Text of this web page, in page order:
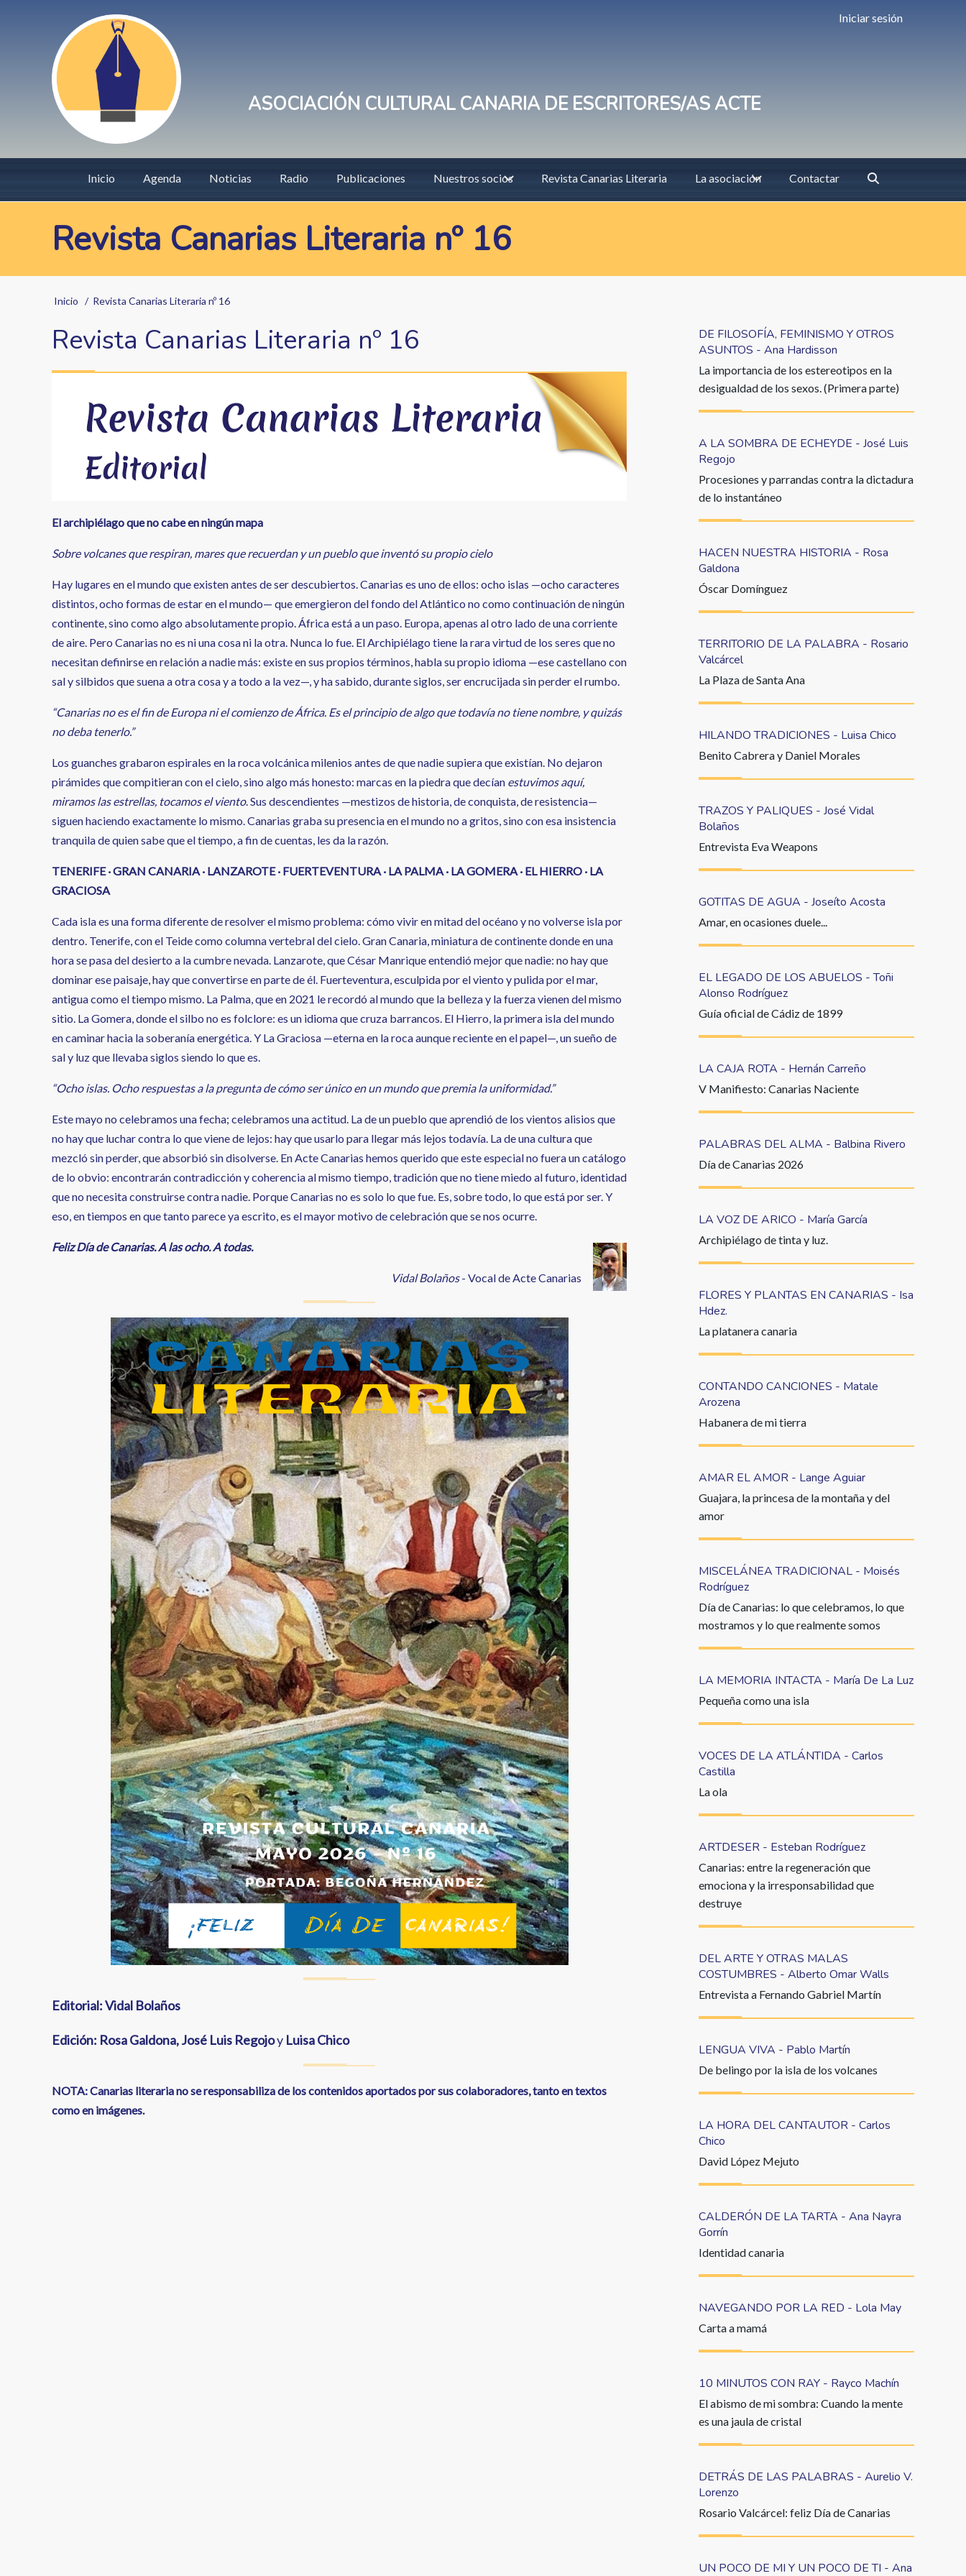
User
account
menu
Iniciar sesión
ASOCIACIÓN CULTURAL CANARIA DE ESCRITORES/AS ACTE
Main
navigation
Inicio Agenda Noticias Radio Publicaciones Nuestros socios Revista Canarias Literaria La asociación Contactar
Revista Canarias Literaria nº 16
Sobrescribir
enlaces
de
navegación
Inicio Revista Canarias Literaria nº 16
Revista Canarias Literaria nº 16
El archipiélago que no cabe en ningún mapa
Sobre volcanes que respiran, mares que recuerdan y un pueblo que inventó su propio cielo
Hay lugares en el mundo que existen antes de ser descubiertos. Canarias es uno de ellos: ocho islas —ocho caracteres
distintos, ocho formas de estar en el mundo— que emergieron del fondo del Atlántico no como continuación de ningún
continente, sino como algo absolutamente propio. África está a un paso. Europa, apenas al otro lado de una corriente
de aire. Pero Canarias no es ni una cosa ni la otra. Nunca lo fue. El Archipiélago tiene la rara virtud de los seres que no
necesitan definirse en relación a nadie más: existe en sus propios términos, habla su propio idioma —ese castellano con
sal y silbidos que suena a otra cosa y a todo a la vez—, y ha sabido, durante siglos, ser encrucijada sin perder el rumbo.
“Canarias no es el fin de Europa ni el comienzo de África. Es el principio de algo que todavía no tiene nombre, y quizás
no deba tenerlo.”
Los guanches grabaron espirales en la roca volcánica milenios antes de que nadie supiera que existían. No dejaron
pirámides que compitieran con el cielo, sino algo más honesto: marcas en la piedra que decían estuvimos aquí,
miramos las estrellas, tocamos el viento. Sus descendientes —mestizos de historia, de conquista, de resistencia—
siguen haciendo exactamente lo mismo. Canarias graba su presencia en el mundo no a gritos, sino con esa insistencia
tranquila de quien sabe que el tiempo, a fin de cuentas, les da la razón.
TENERIFE · GRAN CANARIA · LANZAROTE · FUERTEVENTURA · LA PALMA · LA GOMERA · EL HIERRO · LA
GRACIOSA
Cada isla es una forma diferente de resolver el mismo problema: cómo vivir en mitad del océano y no volverse isla por
dentro. Tenerife, con el Teide como columna vertebral del cielo. Gran Canaria, miniatura de continente donde en una
hora se pasa del desierto a la cumbre nevada. Lanzarote, que César Manrique entendió mejor que nadie: no hay que
dominar ese paisaje, hay que convertirse en parte de él. Fuerteventura, esculpida por el viento y pulida por el mar,
antigua como el tiempo mismo. La Palma, que en 2021 le recordó al mundo que la belleza y la fuerza vienen del mismo
sitio. La Gomera, donde el silbo no es folclore: es un idioma que cruza barrancos. El Hierro, la primera isla del mundo
en caminar hacia la soberanía energética. Y La Graciosa —eterna en la roca aunque reciente en el papel—, un sueño de
sal y luz que llevaba siglos siendo lo que es.
“Ocho islas. Ocho respuestas a la pregunta de cómo ser único en un mundo que premia la uniformidad.”
Este mayo no celebramos una fecha; celebramos una actitud. La de un pueblo que aprendió de los vientos alisios que
no hay que luchar contra lo que viene de lejos: hay que usarlo para llegar más lejos todavía. La de una cultura que
mezcló sin perder, que absorbió sin disolverse. En Acte Canarias hemos querido que este especial no fuera un catálogo
de lo obvio: encontrarán contradicción y coherencia al mismo tiempo, tradición que no tiene miedo al futuro, identidad
que no necesita construirse contra nadie. Porque Canarias no es solo lo que fue. Es, sobre todo, lo que está por ser. Y
eso, en tiempos en que tanto parece ya escrito, es el mayor motivo de celebración que se nos ocurre.
Feliz Día de Canarias. A las ocho. A todas.
Vidal Bolaños- Vocal de Acte Canarias
Editorial: Vidal Bolaños
Edición: Rosa Galdona, José Luis Regojoy Luisa Chico
NOTA: Canarias literaria no se responsabiliza de los contenidos aportados por sus colaboradores, tanto en textos
como en imágenes.
DE FILOSOFÍA, FEMINISMO Y OTROS
ASUNTOS - Ana Hardisson
La importancia de los estereotipos en la
desigualdad de los sexos. (Primera parte)
A LA SOMBRA DE ECHEYDE - José Luis
Regojo
Procesiones y parrandas contra la dictadura
de lo instantáneo
HACEN NUESTRA HISTORIA - Rosa
Galdona
Óscar Domínguez
TERRITORIO DE LA PALABRA - Rosario
Valcárcel
La Plaza de Santa Ana
HILANDO TRADICIONES - Luisa Chico
Benito Cabrera y Daniel Morales
TRAZOS Y PALIQUES - José Vidal
Bolaños
Entrevista Eva Weapons
GOTITAS DE AGUA - Joseíto Acosta
Amar, en ocasiones duele...
EL LEGADO DE LOS ABUELOS - Toñi
Alonso Rodríguez
Guía oficial de Cádiz de 1899
LA CAJA ROTA - Hernán Carreño
V Manifiesto: Canarias Naciente
PALABRAS DEL ALMA - Balbina Rivero
Día de Canarias 2026
LA VOZ DE ARICO - María García
Archipiélago de tinta y luz.
FLORES Y PLANTAS EN CANARIAS - Isa
Hdez.
La platanera canaria
CONTANDO CANCIONES - Matale
Arozena
Habanera de mi tierra
AMAR EL AMOR - Lange Aguiar
Guajara, la princesa de la montaña y del
amor
MISCELÁNEA TRADICIONAL - Moisés
Rodríguez
Día de Canarias: lo que celebramos, lo que
mostramos y lo que realmente somos
LA MEMORIA INTACTA - María De La Luz
Pequeña como una isla
VOCES DE LA ATLÁNTIDA - Carlos
Castilla
La ola
ARTDESER - Esteban Rodríguez
Canarias: entre la regeneración que
emociona y la irresponsabilidad que
destruye
DEL ARTE Y OTRAS MALAS
COSTUMBRES - Alberto Omar Walls
Entrevista a Fernando Gabriel Martín
LENGUA VIVA - Pablo Martín
De belingo por la isla de los volcanes
LA HORA DEL CANTAUTOR - Carlos
Chico
David López Mejuto
CALDERÓN DE LA TARTA - Ana Nayra
Gorrín
Identidad canaria
NAVEGANDO POR LA RED - Lola May
Carta a mamá
10 MINUTOS CON RAY - Rayco Machín
El abismo de mi sombra: Cuando la mente
es una jaula de cristal
DETRÁS DE LAS PALABRAS - Aurelio V.
Lorenzo
Rosario Valcárcel: feliz Día de Canarias
UN POCO DE MI Y UN POCO DE TI - Ana